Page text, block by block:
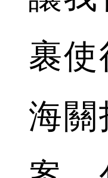
裹
海